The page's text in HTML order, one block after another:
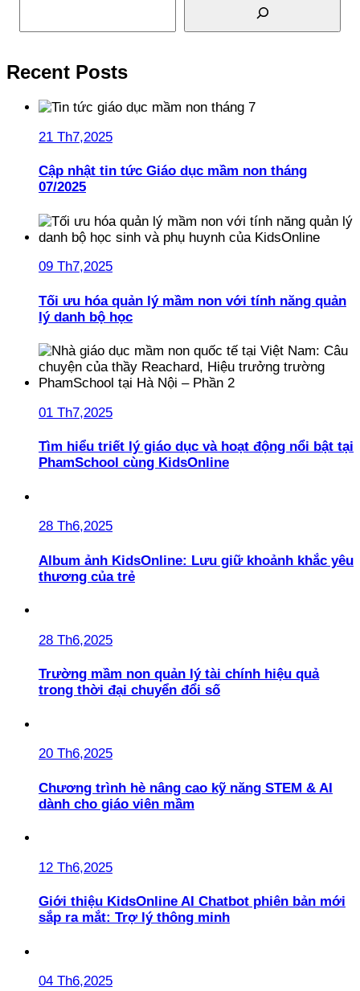
Recent Posts
21 Th7,2025
Cập nhật tin tức Giáo dục mầm non tháng
07/2025
09 Th7,2025
Tối ưu hóa quản lý mầm non với tính năng quản
lý danh bộ học
01 Th7,2025
Tìm hiểu triết lý giáo dục và hoạt động nổi bật tại
PhamSchool cùng KidsOnline
28 Th6,2025
Album ảnh KidsOnline: Lưu giữ khoảnh khắc yêu
thương của trẻ
28 Th6,2025
Trường mầm non quản lý tài chính hiệu quả
trong thời đại chuyển đổi số
20 Th6,2025
Chương trình hè nâng cao kỹ năng STEM & AI
dành cho giáo viên mầm
12 Th6,2025
Giới thiệu KidsOnline AI Chatbot phiên bản mới
sắp ra mắt: Trợ lý thông minh
04 Th6,2025